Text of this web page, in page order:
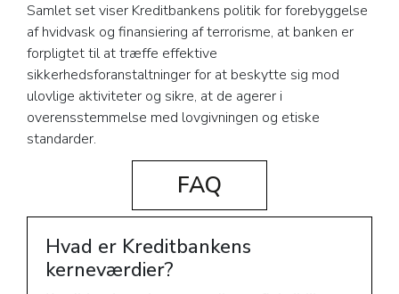
Samlet set viser Kreditbankens politik for forebyggelse
af hvidvask og finansiering af terrorisme, at banken er
forpligtet til at træffe effektive
sikkerhedsforanstaltninger for at beskytte sig mod
ulovlige aktiviteter og sikre, at de agerer i
overensstemmelse med lovgivningen og etiske
standarder.
FAQ
Hvad er Kreditbankens
kerneværdier?